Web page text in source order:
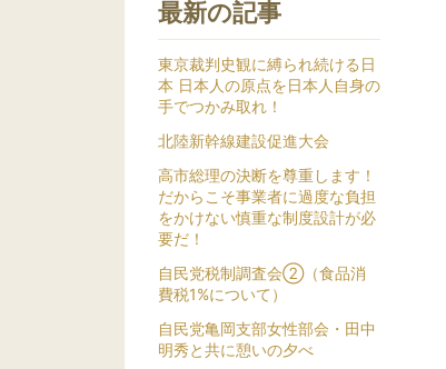
最新の記事
東京裁判史観に縛られ続ける日
本 日本人の原点を日本人自身の
手でつかみ取れ！
北陸新幹線建設促進大会
高市総理の決断を尊重します！
だからこそ事業者に過度な負担
をかけない慎重な制度設計が必
要だ！
自民党税制調査会②（食品消
費税1%について）
自民党亀岡支部女性部会・田中
明秀と共に憩いの夕べ